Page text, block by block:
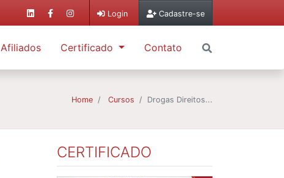
Login Cadastre-se
Afiliados Certificado Contato
Home Cursos Drogas Direitos...
CERTIFICADO